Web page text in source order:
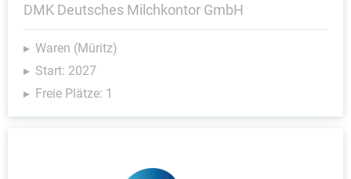
DMK Deutsches Milchkontor GmbH
Waren (Müritz)
Start: 2027
Freie Plätze: 1